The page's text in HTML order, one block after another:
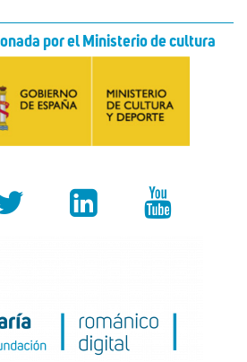
por el Ministerio de cultura